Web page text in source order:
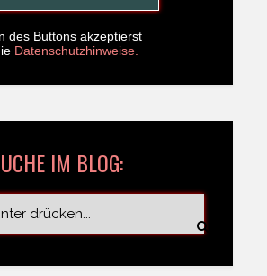
des Buttons akzeptierst
Datenschutzhinweise.
IM BLOG: